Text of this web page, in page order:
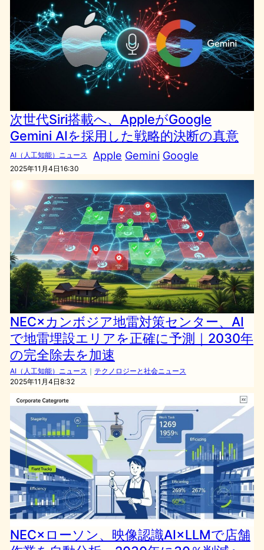
次世代Siri搭載へ、AppleがGoogle
Gemini AIを採用した戦略的決断の真意
AI（人工知能）ニュース Apple Gemini Google
2025年11月4日16:30
NEC×カンボジア地雷対策センター、AI
で地雷埋設エリアを正確に予測｜2030年
の完全除去を加速
AI（人工知能）ニュース ｜ テクノロジーと社会ニュース
2025年11月4日8:32
NEC×ローソン、映像認識AI×LLMで店舗